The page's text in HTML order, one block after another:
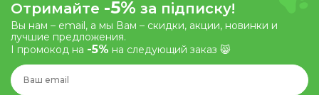
Отримайте -5% за підписку!
Вы нам – email, а мы Вам – скидки, акции, новинки и
лучшие предложения.
І промокод на -5% на следующий заказ 😸